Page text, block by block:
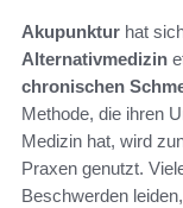
Akupunktur hat
Alternativmedizin
chronischen
Methode, die ihren
Medizin hat, wird
Praxen genutzt.
Beschwerden